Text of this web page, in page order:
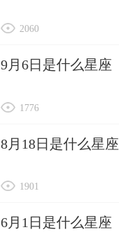
2060
9月6日是什么星座
1776
8月18日是什么星座
1901
6月1日是什么星座